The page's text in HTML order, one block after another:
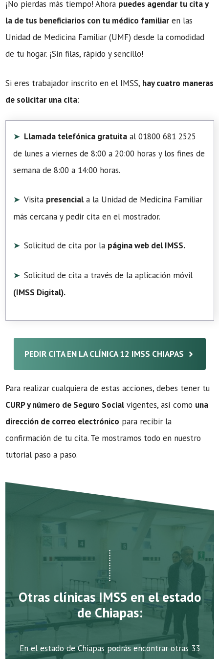
¡No pierdas más tiempo! Ahora puedes agendar tu cita y
la de tus beneficiarios con tu médico familiar en las
Unidad de Medicina Familiar (UMF) desde la comodidad
de tu hogar. ¡Sin filas, rápido y sencillo!
Si eres trabajador inscrito en el IMSS, hay cuatro maneras
de solicitar una cita:
Llamada telefónica gratuita al 01800 681 2525
de lunes a viernes de 8:00 a 20:00 horas y los fines de
semana de 8:00 a 14:00 horas.
Visita presencial a la Unidad de Medicina Familiar
más cercana y pedir cita en el mostrador.
Solicitud de cita por la página web del IMSS.
Solicitud de cita a través de la aplicación móvil
(IMSS Digital).
PEDIR CITA EN LA CLÍNICA 12 IMSS CHIAPAS
Para realizar cualquiera de estas acciones, debes tener tu
CURP y número de Seguro Social vigentes, así como una
dirección de correo electrónico para recibir la
confirmación de tu cita. Te mostramos todo en nuestro
tutorial paso a paso.
Otras clínicas IMSS en el estado
de Chiapas:
En el estado de Chiapas podrás encontrar otras 33